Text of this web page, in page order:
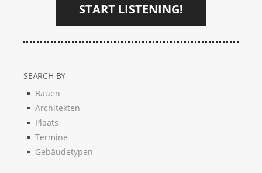
START LISTENING!
SEARCH BY
Bauen
Architekten
Plaats
Termine
Gebäudetypen